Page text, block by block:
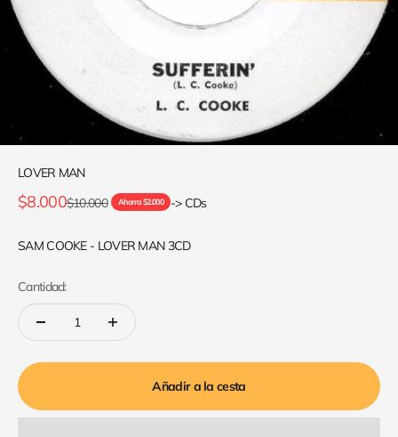
LOVER MAN
Precio de oferta
$8.000Precio normal
$10.000 Ahorra $2.000 -> CDs
SAM COOKE - LOVER MAN 3CD
Cantidad:
Añadir a la cesta